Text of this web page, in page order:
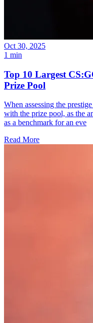
Oct 30, 2025
1 min
Top 10 Largest
Prize Pool
When assessing the
with the prize pool, as the
as a benchmark for an eve
Read More